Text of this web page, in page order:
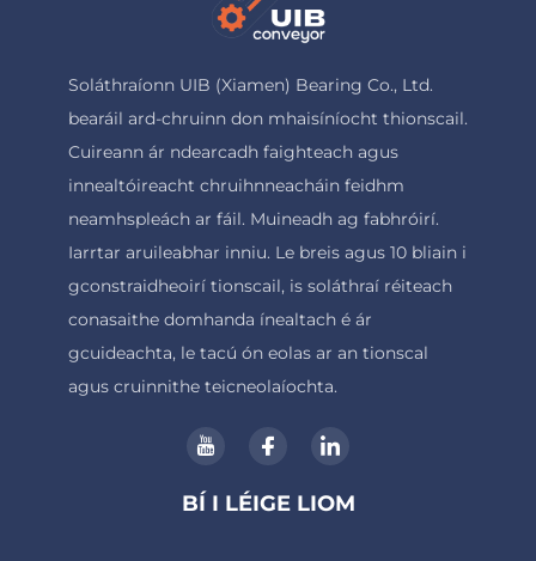
Soláthraíonn UIB (Xiamen) Bearing Co., Ltd.
bearáil ard-chruinn don mhaisíníocht thionscail.
Cuireann ár ndearcadh faighteach agus
innealtóireacht chruihnneacháin feidhm
neamhspleách ar fáil. Muineadh ag fabhróirí.
Iarrtar aruileabhar inniu. Le breis agus 10 bliain i
gconstraidheoirí tionscail, is soláthraí réiteach
conasaithe domhanda ínealtach é ár
gcuideachta, le tacú ón eolas ar an tionscal
agus cruinnithe teicneolaíochta.
BÍ I LÉIGE LIOM